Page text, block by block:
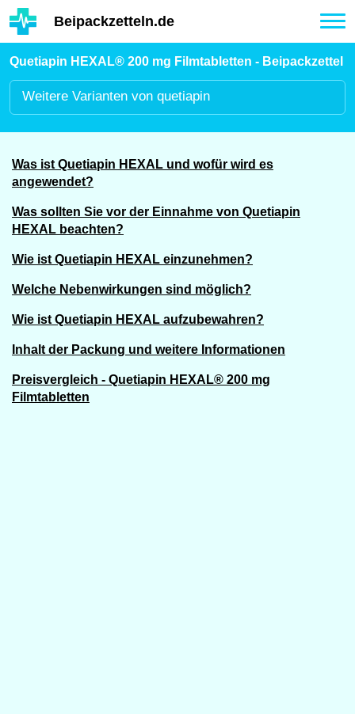
Hauptinhalt
Beipackzetteln.de
Quetiapin HEXAL® 200 mg Filmtabletten - Beipackzettel
Weitere Varianten von quetiapin
Was ist Quetiapin HEXAL und wofür wird es
angewendet?
Was sollten Sie vor der Einnahme von Quetiapin
HEXAL beachten?
Wie ist Quetiapin HEXAL einzunehmen?
Welche Nebenwirkungen sind möglich?
Wie ist Quetiapin HEXAL aufzubewahren?
Inhalt der Packung und weitere Informationen
Preisvergleich - Quetiapin HEXAL® 200 mg
Filmtabletten